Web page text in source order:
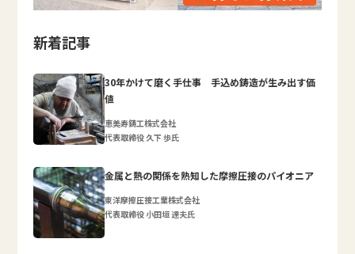
新着記事
30年かけて磨く手仕事 手込め鋳造が生み出す価
値
恵美寿鋳工株式会社
代表取締役 久下 歩氏
金属と熱の関係を熟知した摩擦圧接のパイオニア
東洋摩擦圧接工業株式会社
代表取締役 小田垣 達夫氏